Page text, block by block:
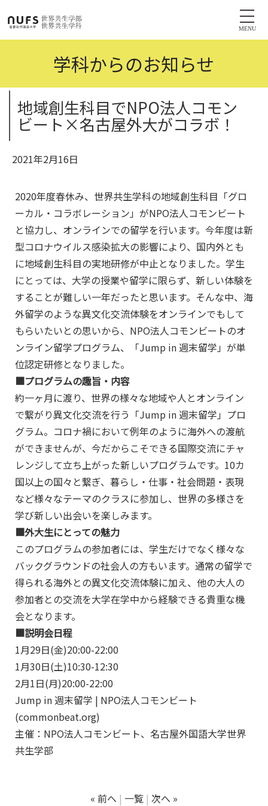
MENU
学科からのお知らせ
地域創生科目でNPO法人コモン
ビート×名古屋外大がコラボ！
2021年2月16日
2020年度春休み、世界共生学科の地域創生科目「グロ
ーカル・コラボレーション」がNPO法人コモンビート
と協力し、オンラインでの留学を行います。今年度は新
型コロナウイルス感染拡大の影響により、国内外とも
に地域創生科目の実地研修が中止となりました。学生
にとっては、大学の授業や留学に限らず、新しい体験を
することが難しい一年だったと思います。そんな中、海
外留学のような異文化交流体験をオンラインでもして
もらいたいとの思いから、NPO法人コモンビートのオ
ンライン留学プログラム、「Jump in 週末留学」が単
位認定研修となりました。
■プログラムの趣旨・内容
約一ヶ月に渡り、世界の様々な地域や人とオンライン
で繋がり異文化交流を行う「Jump in 週末留学」プロ
グラム。コロナ禍において例年のように海外への渡航
ができませんが、今だからこそできる国際交流にチャ
レンジして立ち上がった新しいプログラムです。10カ
国以上の国々と繋ぎ、暮らし・仕事・社会問題・表現
など様々なテーマのクラスに参加し、世界の多様さを
学び新しい出会いを楽しみます。
■外大生にとっての魅力
このプログラムの参加者には、学生だけでなく様々な
バックグラウンドの社会人の方もいます。通常の留学で
得られる海外との異文化交流体験に加え、他の大人の
参加者との交流を大学在学中から経験できる貴重な機
会となります。
■説明会日程
1月29日(金)20:00-22:00
1月30日(土)10:30-12:30
2月1日(月)20:00-22:00
Jump in 週末留学 | NPO法人コモンビート
(commonbeat.org)
主催：NPO法人コモンビート、名古屋外国語大学世界
共生学部
« 前へ 一覧 次へ »